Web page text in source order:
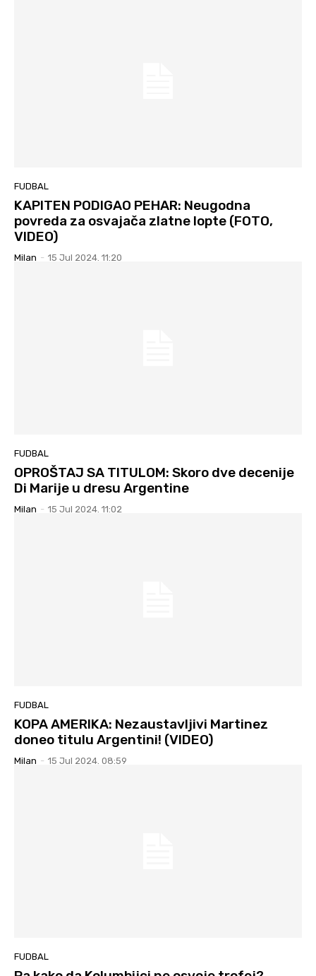
FUDBAL
KAPITEN PODIGAO PEHAR: Neugodna
povreda za osvajača zlatne lopte (FOTO,
VIDEO)
Milan - 15 Jul 2024. 11:20
FUDBAL
OPROŠTAJ SA TITULOM: Skoro dve decenije
Di Marije u dresu Argentine
Milan - 15 Jul 2024. 11:02
FUDBAL
KOPA AMERIKA: Nezaustavljivi Martinez
doneo titulu Argentini! (VIDEO)
Milan - 15 Jul 2024. 08:59
FUDBAL